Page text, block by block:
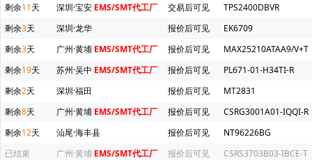
剩余11天 深圳·宝安 EMS/SMT代工厂 交易后可见
TPS2400DBVR
剩余3天 深圳·龙华 报价后可见
EK6709
剩余3天 广州·黄埔 EMS/SMT代工厂 报价后可见
MAX25210ATAA9/V+T
剩余19天 苏州·吴中 EMS/SMT代工厂 报价后可见
PL671-01-H34TI-R
剩余2天 深圳·福田 报价后可见
MT2831
剩余8天 广州·黄埔 EMS/SMT代工厂 报价后可见
CSRG3001A01-IQQI-R
剩余12天 汕尾·海丰县 报价后可见
NT96226BG
已结束
广州·黄埔 EMS/SMT代工厂 报价后可见
CSRS3703B03-IBCE-T